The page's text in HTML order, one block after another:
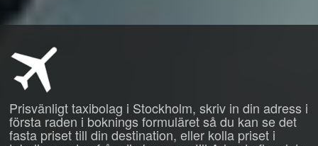
Prisvänligt taxibolag i Stockholm, skriv in din adress i
första raden i boknings formuläret så du kan se det
fasta priset till din destination, eller kolla priset i